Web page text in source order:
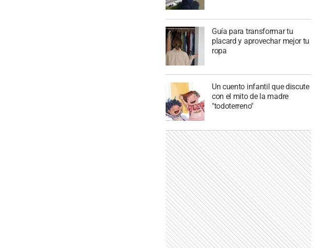
Guía para transformar tu
placard y aprovechar mejor tu
ropa
Un cuento infantil que discute
con el mito de la madre
"todoterreno"